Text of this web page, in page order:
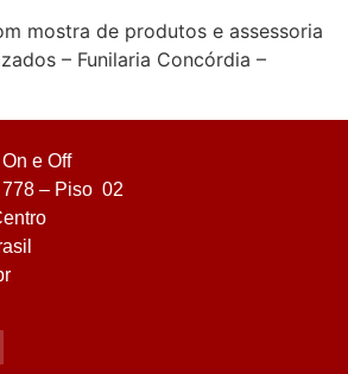
mostra de produtos e assessoria
– Funilaria Concórdia –
e Off
778 – Piso 02